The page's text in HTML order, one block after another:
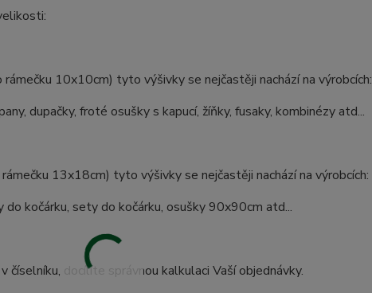
rámečku 10x10cm) tyto výšivky se nejčastěji nachází na výrobcích:
dupačky, froté osušky s kapucí, žíňky, fusaky, kombinézy atd...
13x18cm) tyto výšivky se nejčastěji nachází na výrobcích:
do kočárku, sety do kočárku, osušky 90x90cm atd...
v číselníku, docílíte správnou kalkulaci Vaší objednávky.